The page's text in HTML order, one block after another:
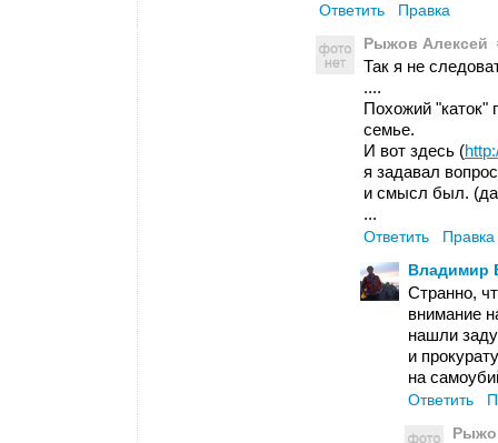
Ответить
Правка
Рыжов Алексей
Так я не
....
Похожий "каток"
семье.
И вот здесь (
я задавал
и смысл был. (да
...
Ответить
Правка
Владимир
Странно,
внимание
нашли
и
на
Ответить